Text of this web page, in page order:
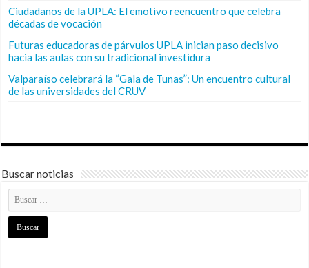
Ciudadanos de la UPLA: El emotivo reencuentro que celebra
décadas de vocación
Futuras educadoras de párvulos UPLA inician paso decisivo
hacia las aulas con su tradicional investidura
Valparaíso celebrará la “Gala de Tunas”: Un encuentro cultural
de las universidades del CRUV
Buscar noticias